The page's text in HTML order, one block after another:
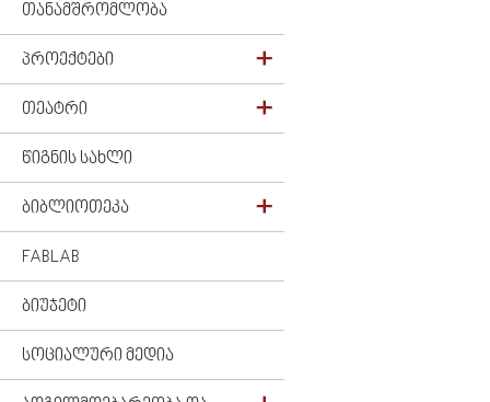
ᲗᲐᲜᲐᲛᲨᲠᲝᲛᲚᲝᲑᲐ
ᲞᲠᲝᲔᲥᲢᲔᲑᲘ
ᲗᲔᲐᲢᲠᲘ
ᲬᲘᲒᲜᲘᲡ ᲡᲐᲮᲚᲘ
ᲑᲘᲑᲚᲘᲝᲗᲔᲙᲐ
FABLAB
ᲑᲘᲣᲯᲔᲢᲘ
ᲡᲝᲪᲘᲐᲚᲣᲠᲘ ᲛᲔᲓᲘᲐ